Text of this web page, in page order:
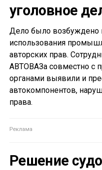
уголовное
Дело было возбуждено
использования
авторских прав.
АВТОВАЗа совместно с
органами выявили и
автокомпонентов,
права.
Решение